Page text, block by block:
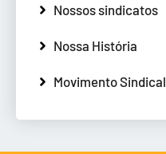
Nossos sindicatos
Nossa História
Movimento Sindical